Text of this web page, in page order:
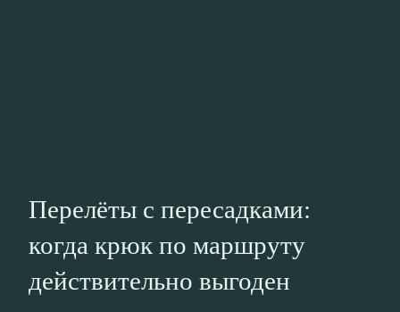
Перелёты с пересадками:
когда крюк по маршруту
действительно выгоден